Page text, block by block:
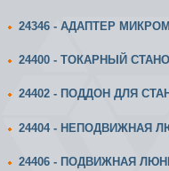
24346 - АДАПТЕР
24400 - ТОКАРНЫЙ
24402 - ПОДДОН ДЛЯ
24404 - НЕПОДВИЖНАЯ
24406 - ПОДВИЖНАЯ